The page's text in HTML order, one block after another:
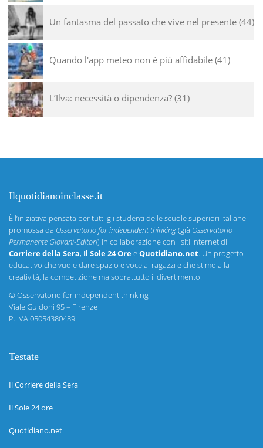
Un fantasma del passato che vive nel presente 44
Quando l'app meteo non è più affidabile 41
L’Ilva: necessità o dipendenza? 31
Ilquotidianoinclasse.it
È l’iniziativa pensata per tutti gli studenti delle scuole superiori italiane
promossa da Osservatorio for independent thinking(già Osservatorio
Permanente Giovani-Editori) in collaborazione con i siti internet di
Corriere della Sera, Il Sole 24 OreeQuotidiano.net. Un progetto
educativo che vuole dare spazio e voce ai ragazzi e che stimola la
creatività, la competizione ma soprattutto il divertimento.
©Osservatorio for independent thinking
Viale Guidoni 95 – Firenze
P. IVA 05054380489
Testate
Il Corriere della Sera
Il Sole 24 ore
Quotidiano.net